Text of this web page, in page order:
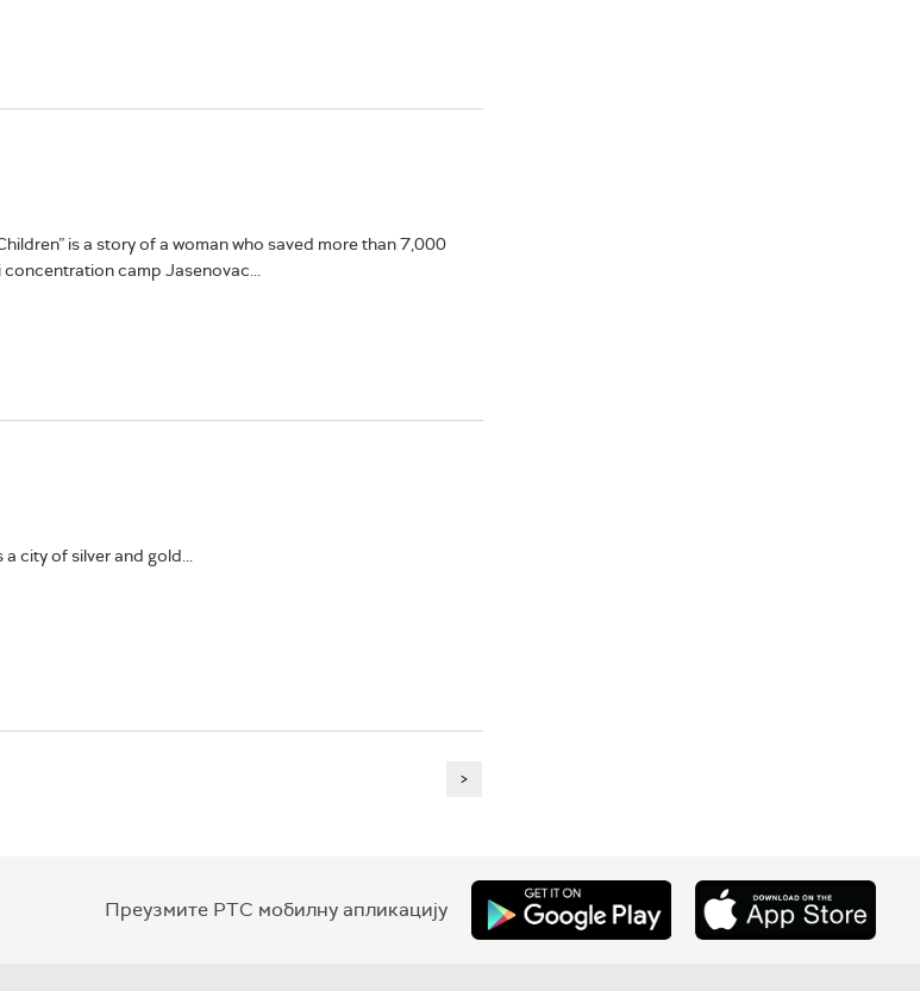
is a story of a woman who saved more than 7,000
camp Jasenovac...
city of silver and gold...
>
Преузмите РТС мобилну апликацију